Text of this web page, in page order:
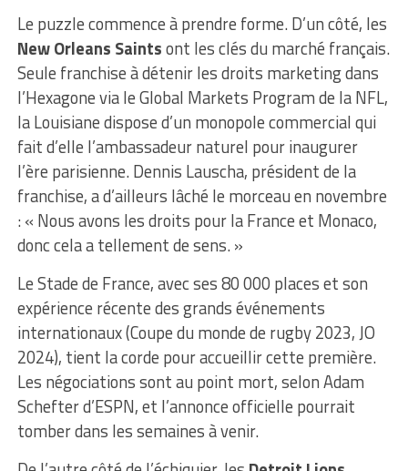
Le puzzle commence à prendre forme. D’un côté, les
New Orleans Saintsont les clés du marché français.
Seule franchise à détenir les droits marketing dans
l’Hexagone via le Global Markets Program de la NFL,
la Louisiane dispose d’un monopole commercial qui
fait d’elle l’ambassadeur naturel pour inaugurer
l’ère parisienne. Dennis Lauscha, président de la
franchise, a d’ailleurs lâché le morceau en novembre
: « Nous avons les droits pour la France et Monaco,
donc cela a tellement de sens. »
Le Stade de France, avec ses 80 000 places et son
expérience récente des grands événements
internationaux (Coupe du monde de rugby 2023, JO
2024), tient la corde pour accueillir cette première.
Les négociations sont au point mort, selon Adam
Schefter d’ESPN, et l’annonce officielle pourrait
tomber dans les semaines à venir.